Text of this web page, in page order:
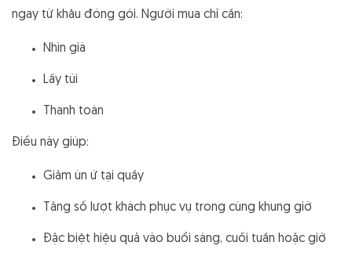
ngay từ khâu đóng gói. Người mua chỉ cần:
Nhìn giá
Lấy túi
Thanh toán
Điều này giúp:
Giảm ùn ứ tại quầy
Tăng số lượt khách phục vụ trong cùng khung giờ
Đặc biệt hiệu quả vào buổi sáng, cuối tuần hoặc giờ